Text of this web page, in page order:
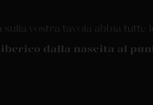
vostra tavola abbia tutte
dalla nascita al